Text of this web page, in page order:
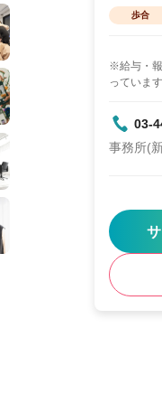
歩合
※給与・
っています
03-
事務所(